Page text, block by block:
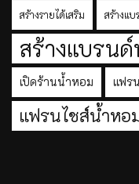
สร้างรายได้เสริม สร้างแ
สร้างแบรน
เปิดร้านน้ำหอม แฟร
แฟรนไชส์น้ำหอ